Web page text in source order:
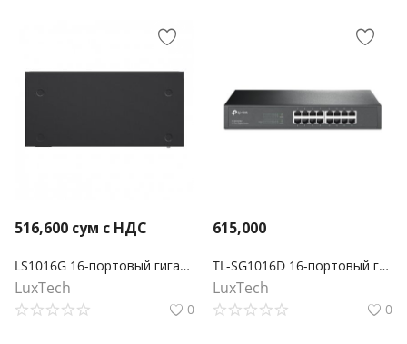
516,600 сум с НДС
LS1016G 16-портовый гигабитный настольный/стоечный коммутатор
LuxTech
0
615,000
TL-SG1016D 16-портовый гигабитный настольный/монтируемый в стойку коммутатор
LuxTech
0